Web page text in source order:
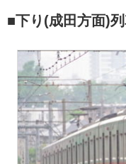
■下り(成田方面)列